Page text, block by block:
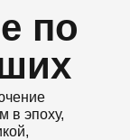
по
в эпоху,